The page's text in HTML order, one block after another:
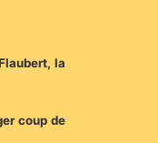
la
coup de